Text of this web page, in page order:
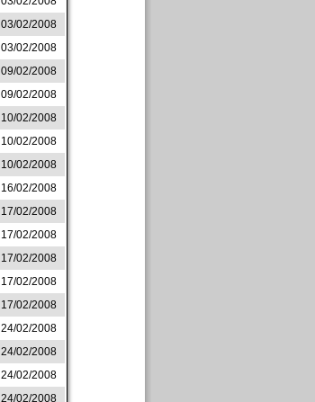
03/02/2008
03/02/2008
09/02/2008
09/02/2008
10/02/2008
10/02/2008
10/02/2008
16/02/2008
17/02/2008
17/02/2008
17/02/2008
17/02/2008
17/02/2008
24/02/2008
24/02/2008
24/02/2008
24/02/2008